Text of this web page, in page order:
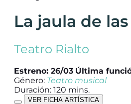
La jaula de
Teatro Rialto
Estreno: 26/03 Última
Género: Teatro musical
Duración: 120 mins.
VER FICHA ARTÍSTICA